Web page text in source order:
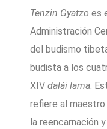
Tenzin Gyatzo es
Administración
del budismo
budista a los
XIV dalái lama.
refiere al
la reencarnación